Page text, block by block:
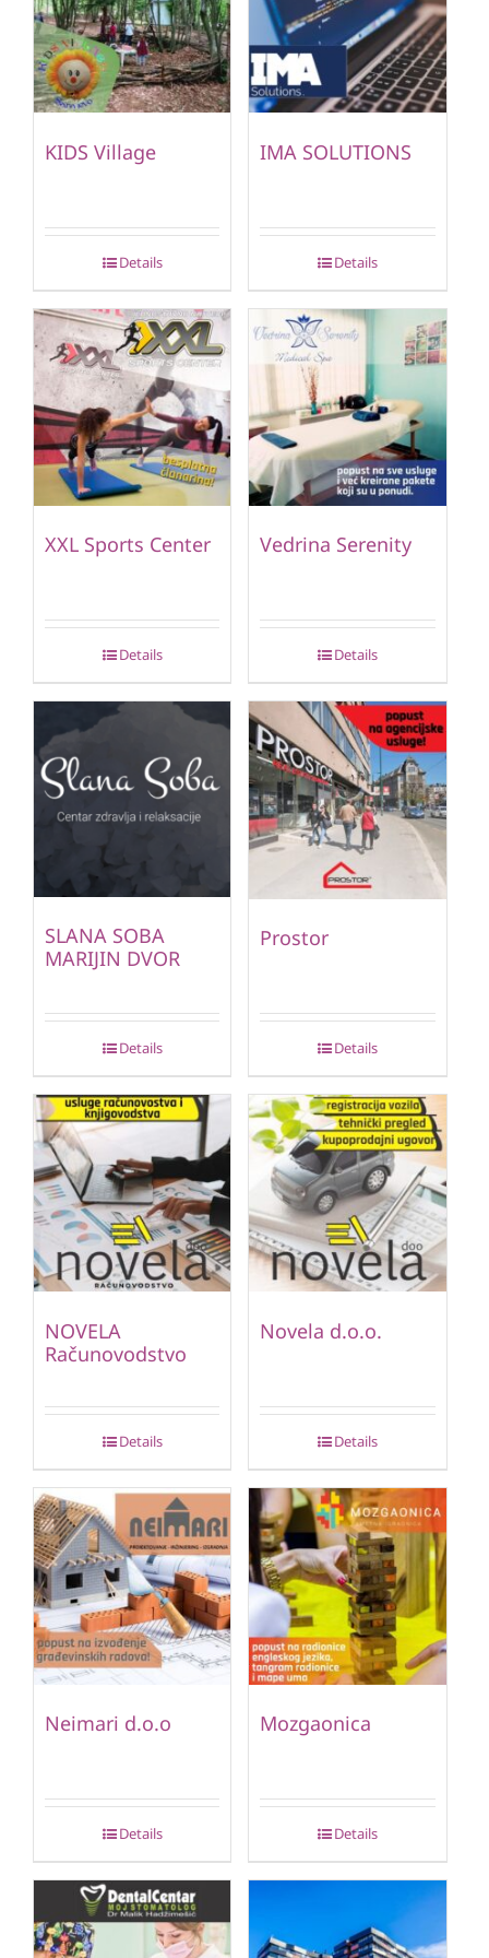
KIDS Village
Details
IMA SOLUTIONS
Details
XXL Sports Center
Details
Vedrina Serenity
Details
SLANA SOBA
MARIJIN DVOR
Details
Prostor
Details
NOVELA
Računovodstvo
Details
Novela d.o.o.
Details
Neimari d.o.o
Details
Mozgaonica
Details